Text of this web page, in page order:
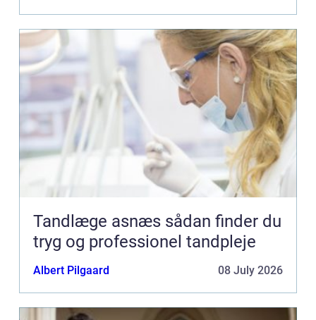
Tandlæge asnæs sådan finder du
tryg og professionel tandpleje
Albert Pilgaard 08 July 2026